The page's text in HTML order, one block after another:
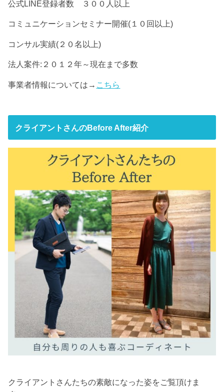
公式LINE登録者数 ３００人以上
コミュニケーションセミナー開催(１０回以上)
コンサル実績(２０名以上)
法人案件:２０１２年～現在まで多数
事業者情報については→ こちら
クライアントさんのBefore After紹介
クライアントさんたちの素敵になった姿をご覧頂けま